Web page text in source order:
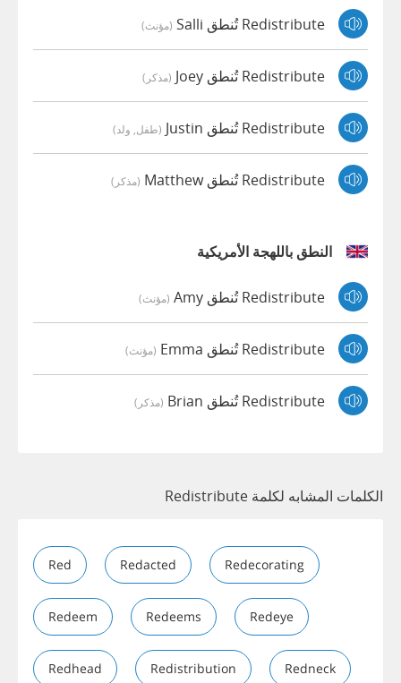
Redistribute تُنطق Salli (مؤنث)
Redistribute تُنطق Joey (مذكر)
Redistribute تُنطق Justin (طفل, ولد)
Redistribute تُنطق Matthew (مذكر)
النطق باللهجة الأمريكية
Redistribute تُنطق Amy (مؤنث)
Redistribute تُنطق Emma (مؤنث)
Redistribute تُنطق Brian (مذكر)
الكلمات المشابه لكلمة Redistribute
Red Redacted Redecorating
Redeem Redeems Redeye
Redhead Redistribution Redneck